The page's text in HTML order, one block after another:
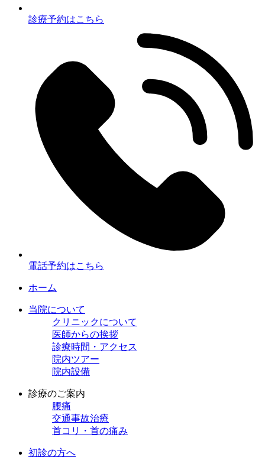
診療予約はこちら
電話予約はこちら
ホーム
当院について
クリニックについて
医師からの挨拶
診療時間・アクセス
院内ツアー
院内設備
診療のご案内
腰痛
交通事故治療
首コリ・首の痛み
初診の方へ